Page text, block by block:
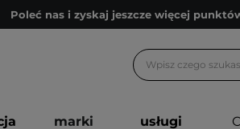
Poleć nas i zyskaj jeszcze więcej
Bezpłatne konsultacje kosmetologiczne
marki
usługi